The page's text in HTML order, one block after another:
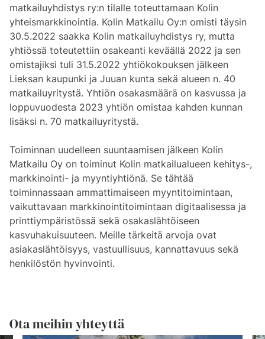
matkailuyhdistys ry:n tilalle toteuttamaan Kolin
yhteismarkkinointia. Kolin Matkailu Oy:n omisti täysin
30.5.2022 saakka Kolin matkailuyhdistys ry, mutta
yhtiössä toteutettiin osakeanti keväällä 2022 ja sen
omistajiksi tuli 31.5.2022 yhtiökokouksen jälkeen
Lieksan kaupunki ja Juuan kunta sekä alueen n. 40
matkailuyritystä. Yhtiön osakasmäärä on kasvussa ja
loppuvuodesta 2023 yhtiön omistaa kahden kunnan
lisäksi n. 70 matkailuyritystä.
Toiminnan uudelleen suuntaamisen jälkeen Kolin
Matkailu Oy on toiminut Kolin matkailualueen kehitys-,
markkinointi- ja myyntiyhtiönä. Se tähtää
toiminnassaan ammattimaiseen myyntitoimintaan,
vaikuttavaan markkinointitoimintaan digitaalisessa ja
printtiympäristössä sekä osakaslähtöiseen
kasvuhakuisuuteen. Meille tärkeitä arvoja ovat
asiakaslähtöisyys, vastuullisuus, kannattavuus sekä
henkilöstön hyvinvointi.
Ota meihin yhteyttä